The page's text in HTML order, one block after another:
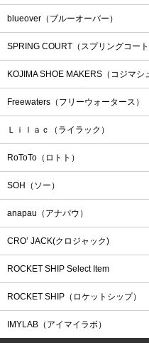
blueover（ブルーオーバー）
SPRING COURT（スプリングコート
KOJIMA SHOE MAKERS（コジマ
Freewaters（フリーウォータース）
Ｌｉｌａｃ（ライラック）
RoToTo（ロトト）
SOH（ソー）
anapau（アナパウ）
CRO’ JACK(クロジャック)
ROCKET SHIP Select Item
ROCKET SHIP（ロケットシップ）
IMYLAB（アイマイラボ）